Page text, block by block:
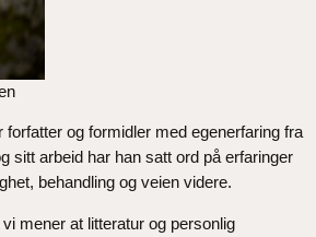
forfatter og formidler med egenerfaring fra
sitt arbeid har han satt ord på erfaringer
behandling og veien videre.
mener at litteratur og personlig